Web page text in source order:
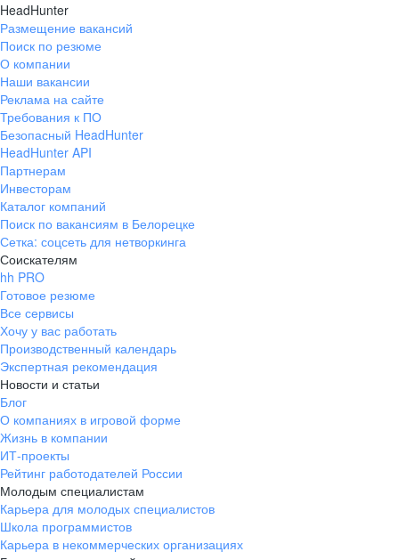
HeadHunter
Размещение вакансий
Поиск по резюме
О компании
Наши вакансии
Реклама на сайте
Требования к ПО
Безопасный HeadHunter
HeadHunter API
Партнерам
Инвесторам
Каталог компаний
Поиск по вакансиям в Белорецке
Сетка: соцсеть для нетворкинга
Соискателям
hh PRO
Готовое резюме
Все сервисы
Хочу у вас работать
Производственный календарь
Экспертная рекомендация
Новости и статьи
Блог
О компаниях в игровой форме
Жизнь в компании
ИТ-проекты
Рейтинг работодателей России
Молодым специалистам
Карьера для молодых специалистов
Школа программистов
Карьера в некоммерческих организациях